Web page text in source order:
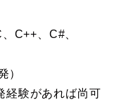
C++、C#、
）
経験があれば尚可